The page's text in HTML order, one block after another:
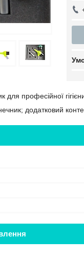
для професійної
додатковий